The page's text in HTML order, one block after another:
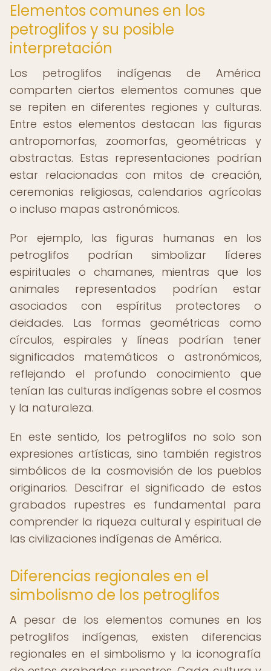
Elementos comunes en los
petroglifos y su posible
interpretación
Los petroglifos indígenas de América
comparten ciertos elementos comunes que
se repiten en diferentes regiones y culturas.
Entre estos elementos destacan las figuras
antropomorfas, zoomorfas, geométricas y
abstractas. Estas representaciones podrían
estar relacionadas con mitos de creación,
ceremonias religiosas, calendarios agrícolas
o incluso mapas astronómicos.
Por ejemplo, las figuras humanas en los
petroglifos podrían simbolizar líderes
espirituales o chamanes, mientras que los
animales representados podrían estar
asociados con espíritus protectores o
deidades. Las formas geométricas como
círculos, espirales y líneas podrían tener
significados matemáticos o astronómicos,
reflejando el profundo conocimiento que
tenían las culturas indígenas sobre el cosmos
y la naturaleza.
En este sentido, los petroglifos no solo son
expresiones artísticas, sino también registros
simbólicos de la cosmovisión de los pueblos
originarios. Descifrar el significado de estos
grabados rupestres es fundamental para
comprender la riqueza cultural y espiritual de
las civilizaciones indígenas de América.
Diferencias regionales en el
simbolismo de los petroglifos
A pesar de los elementos comunes en los
petroglifos indígenas, existen diferencias
regionales en el simbolismo y la iconografía